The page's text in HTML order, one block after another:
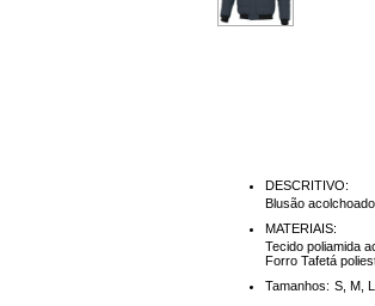
DESCRITIVO:
Blusão
MATERIAIS:
Tecido poliamida
Forro Tafetá
Tamanhos: S, M,